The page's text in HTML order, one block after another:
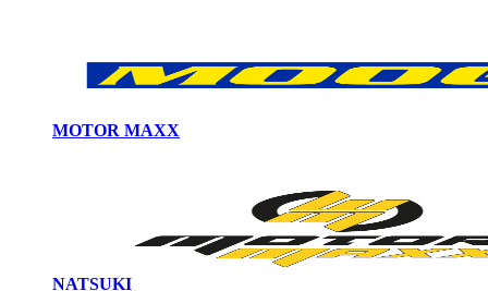
MOTOR MAXX
NATSUKI